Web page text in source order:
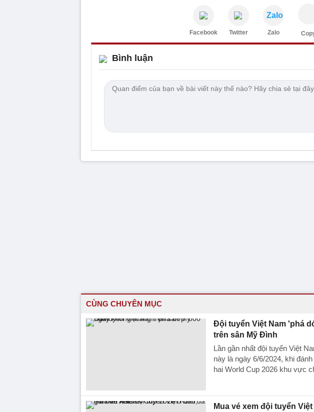
Facebook Twitter
Zalo
Zalo
Bình luận
CÙNG CHUYÊN MỤC
Đội tuyển Việt Nam 'phá
trên sân Mỹ Đình
Lần gần nhất đội tuyển Việt
này là ngày 6/6/2024, khi
hai World Cup 2026 khu vực
Mua vé xem đội tuyển